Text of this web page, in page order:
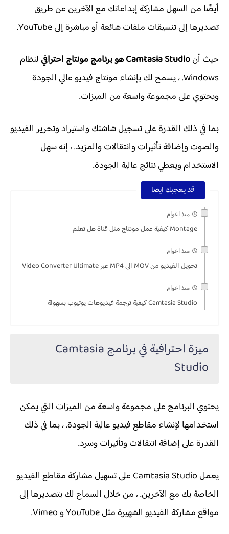
أيضًا من السهل مشاركة إبداعاتك مع الآخرين عن طريق
تصديرها إلى تنسيقات ملفات شائعة أو مباشرة إلى YouTube.
حيث أنCamtasia Studio هو برنامج مونتاج احترافي
لنظام
Windows. ، يسمح لك بإنشاء مونتاج فيديو عالي الجودة
ويحتوي على مجموعة واسعة من الميزات.
بما في ذلك القدرة على تسجيل شاشتك واستيراد وتحرير الفيديو
والصوت وإضافة تأثيرات وانتقالات والمزيد. ، إنه سهل
الاستخدام ويعطي نتائج عالية الجودة.
قد يعجبك ايضا
منذ اعوام
Montage كيفية عمل مونتاج مثل قناة هل تعلم
منذ اعوام
تحويل الفيديو من MOV الى MP4 عبر Video Converter Ultimate
منذ اعوام
Camtasia Studio كيفية ترجمة فيديوهات يوتيوب بسهولة
ميزة احترافية في برنامج Camtasia
Studio
يحتوي البرنامج على مجموعة واسعة من الميزات التي يمكن
استخدامها لإنشاء مقاطع فيديو عالية الجودة. ، بما في ذلك
القدرة على إضافة انتقالات وتأثيرات وسرد.
يعمل Camtasia Studio على تسهيل مشاركة مقاطع الفيديو
الخاصة بك مع الآخرين. ، من خلال السماح لك بتصديرها إلى
مواقع مشاركة الفيديو الشهيرة مثل YouTube و Vimeo.